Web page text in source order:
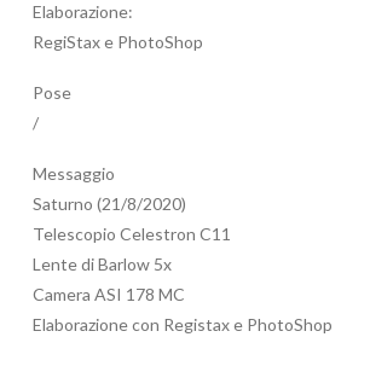
Elaborazione:
RegiStax e PhotoShop
Pose
/
Messaggio
Saturno (21/8/2020)
Telescopio Celestron C11
Lente di Barlow 5x
Camera ASI 178 MC
Elaborazione con Registax e PhotoShop